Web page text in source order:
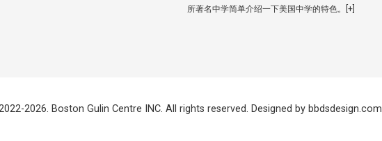
所著名中学简单介绍一下美国中学的特色。
[+]
2026. Boston Gulin Centre INC. All rights reserved. Designed by bbdsdesign.com